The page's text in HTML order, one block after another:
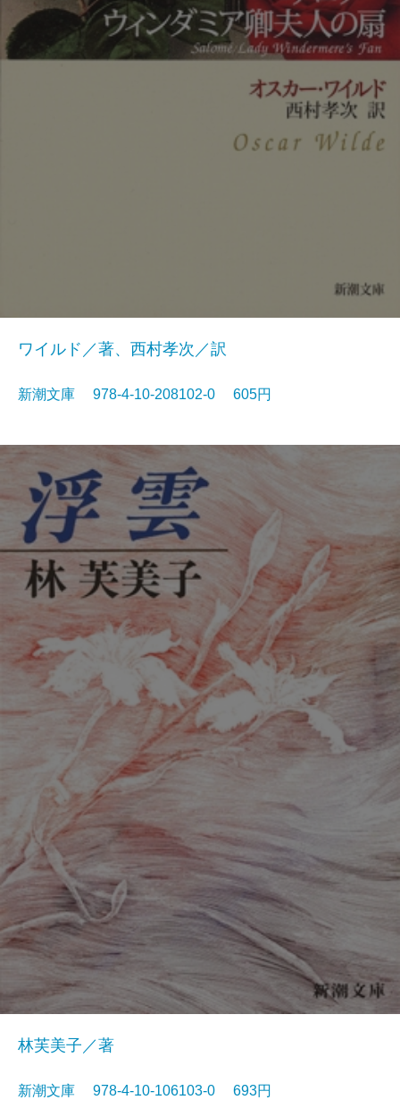
ワイルド／著、西村孝次／訳
新潮文庫 978-4-10-208102-0 605円
林芙美子／著
新潮文庫 978-4-10-106103-0 693円